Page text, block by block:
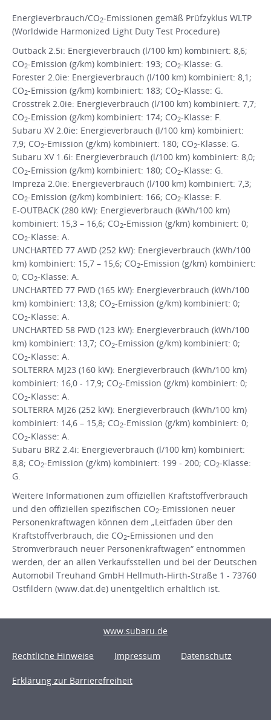
Energieverbrauch/CO2-Emissionen gemäß Prüfzyklus WLTP
(Worldwide Harmonized Light Duty Test Procedure)
Outback 2.5i: Energieverbrauch (l/100 km) kombiniert: 8,6;
CO2-Emission (g/km) kombiniert: 193; CO2-Klasse: G.
Forester 2.0ie: Energieverbrauch (l/100 km) kombiniert: 8,1;
CO2-Emission (g/km) kombiniert: 183; CO2-Klasse: G.
Crosstrek 2.0ie: Energieverbrauch (l/100 km) kombiniert: 7,7;
CO2-Emission (g/km) kombiniert: 174; CO2-Klasse: F.
Subaru XV 2.0ie: Energieverbrauch (l/100 km) kombiniert:
7,9; CO2-Emission (g/km) kombiniert: 180; CO2-Klasse: G.
Subaru XV 1.6i: Energieverbrauch (l/100 km) kombiniert: 8,0;
CO2-Emission (g/km) kombiniert: 180; CO2-Klasse: G.
Impreza 2.0ie: Energieverbrauch (l/100 km) kombiniert: 7,3;
CO2-Emission (g/km) kombiniert: 166; CO2-Klasse: F.
E-OUTBACK (280 kW): Energieverbrauch (kWh/100 km)
kombiniert: 15,3 – 16,6; CO2-Emission (g/km) kombiniert: 0;
CO2-Klasse: A.
UNCHARTED 77 AWD (252 kW): Energieverbrauch (kWh/100
km) kombiniert: 15,7 – 15,6; CO2-Emission (g/km) kombiniert:
0; CO2-Klasse: A.
UNCHARTED 77 FWD (165 kW): Energieverbrauch (kWh/100
km) kombiniert: 13,8; CO2-Emission (g/km) kombiniert: 0;
CO2-Klasse: A.
UNCHARTED 58 FWD (123 kW): Energieverbrauch (kWh/100
km) kombiniert: 13,7; CO2-Emission (g/km) kombiniert: 0;
CO2-Klasse: A.
SOLTERRA MJ23 (160 kW): Energieverbrauch (kWh/100 km)
kombiniert: 16,0 - 17,9; CO2-Emission (g/km) kombiniert: 0;
CO2-Klasse: A.
SOLTERRA MJ26 (252 kW): Energieverbrauch (kWh/100 km)
kombiniert: 14,6 – 15,8; CO2-Emission (g/km) kombiniert: 0;
CO2-Klasse: A.
Subaru BRZ 2.4i: Energieverbrauch (l/100 km) kombiniert:
8,8; CO2-Emission (g/km) kombiniert: 199 - 200; CO2-Klasse:
G.
Weitere Informationen zum offiziellen Kraftstoffverbrauch
und den offiziellen spezifischen CO2-Emissionen neuer
Personenkraftwagen können dem „Leitfaden über den
Kraftstoffverbrauch, die CO2-Emissionen und den
Stromverbrauch neuer Personenkraftwagen“ entnommen
werden, der an allen Verkaufsstellen und bei der Deutschen
Automobil Treuhand GmbH Hellmuth-Hirth-Straße 1 - 73760
Ostfildern (www.dat.de) unentgeltlich erhältlich ist.
www.subaru.de
Rechtliche Hinweise Impressum Datenschutz
Erklärung zur Barrierefreiheit